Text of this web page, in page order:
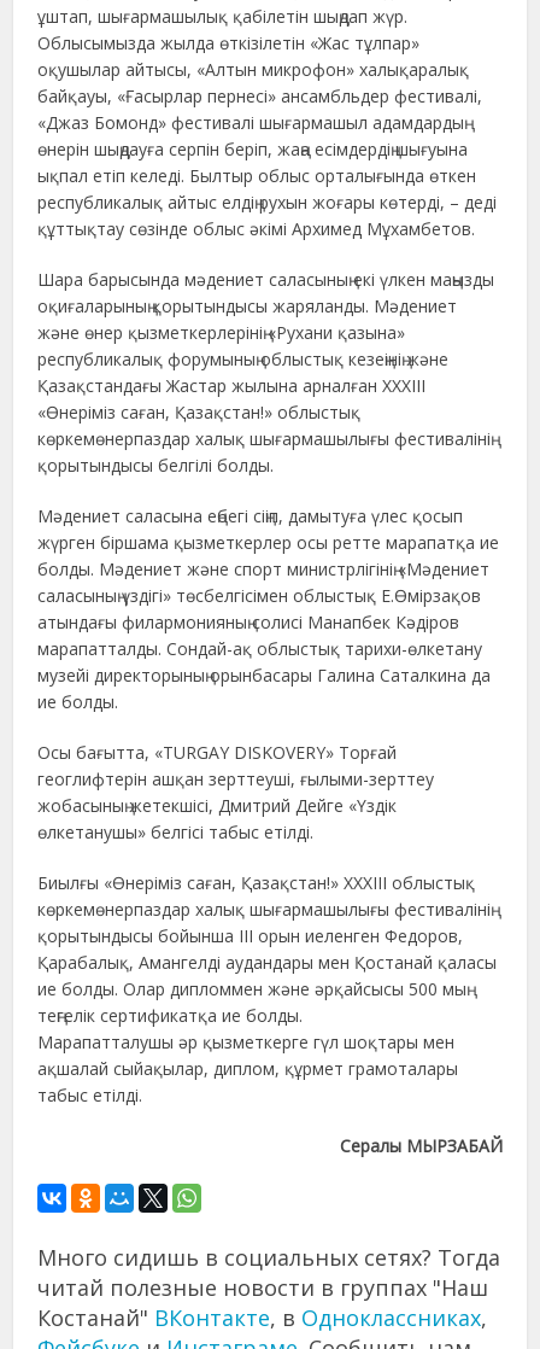
ұштап, шығармашылық қабілетін шыңдап жүр.
Облысымызда жылда өткізілетін «Жас тұлпар»
оқушылар айтысы, «Алтын микрофон» халықаралық
байқауы, «Ғасырлар пернесі» ансамбльдер фестивалі,
«Джаз Бомонд» фестивалі шығармашыл адамдардың
өнерін шыңдауға серпін беріп, жаңа есімдердің шығуына
ықпал етіп келеді. Былтыр облыс орталығында өткен
республикалық айтыс елдің рухын жоғары көтерді, – деді
құттықтау сөзінде облыс әкімі Архимед Мұхамбетов.
Шара барысында мәдениет саласының екі үлкен маңызды
оқиғаларының қорытындысы жаряланды. Мәдениет
және өнер қызметкерлерінің «Рухани қазына»
республикалық форумының облыстық кезеңінің және
Қазақстандағы Жастар жылына арналған ХХХІІІ
«Өнеріміз саған, Қазақстан!» облыстық
көркемөнерпаздар халық шығармашылығы фестивалінің
қорытындысы белгілі болды.
Мәдениет саласына еңбегі сіңіп, дамытуға үлес қосып
жүрген біршама қызметкерлер осы ретте марапатқа ие
болды. Мәдениет және спорт министрлігінің «Мәдениет
саласының үздігі» төсбелгісімен облыстық Е.Өмірзақов
атындағы филармонияның солисі Манапбек Кәдіров
марапатталды. Сондай-ақ облыстық тарихи-өлкетану
музейі директорының орынбасары Галина Саталкина да
ие болды.
Осы бағытта, «TURGAY DISKOVERY» Торғай
геоглифтерін ашқан зерттеуші, ғылыми-зерттеу
жобасының жетекшісі, Дмитрий Дейге «Үздік
өлкетанушы» белгісі табыс етілді.
Биылғы «Өнеріміз саған, Қазақстан!» ХХХІІІ облыстық
көркемөнерпаздар халық шығармашылығы фестивалінің
қорытындысы бойынша ІІІ орын иеленген Федоров,
Қарабалық, Амангелді аудандары мен Қостанай қаласы
ие болды. Олар дипломмен және әрқайсысы 500 мың
теңгелік сертификатқа ие болды.
Марапатталушы әр қызметкерге гүл шоқтары мен
ақшалай сыйақылар, диплом, құрмет грамоталары
табыс етілді.
Сералы МЫРЗАБАЙ
Много сидишь в социальных сетях? Тогда
читай полезные новости в группах "Наш
Костанай" ВКонтакте, в Одноклассниках,